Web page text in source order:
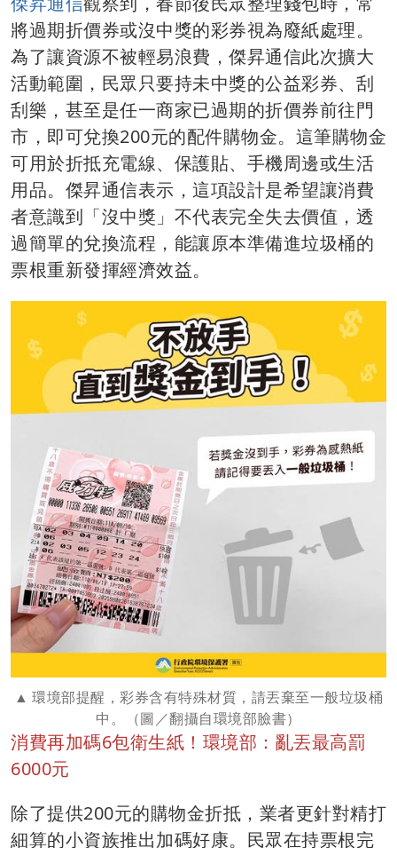
將過期折價券或沒中獎的彩券視為廢紙處理。
為了讓資源不被輕易浪費，傑昇通信此次擴大
活動範圍，民眾只要持未中獎的公益彩券、刮
刮樂，甚至是任一商家已過期的折價券前往門
市，即可兌換200元的配件購物金。這筆購物金
可用於折抵充電線、保護貼、手機周邊或生活
用品。傑昇通信表示，這項設計是希望讓消費
者意識到「沒中獎」不代表完全失去價值，透
過簡單的兌換流程，能讓原本準備進垃圾桶的
票根重新發揮經濟效益。
環境部提醒，彩券含有特殊材質，請丟棄至一般垃圾桶
中⁣。（圖／翻攝自環境部臉書）
消費再加碼6包衛生紙！環境部：亂丟最高罰
6000元
除了提供200元的購物金折抵，業者更針對精打
細算的小資族推出加碼好康。民眾在持票根完